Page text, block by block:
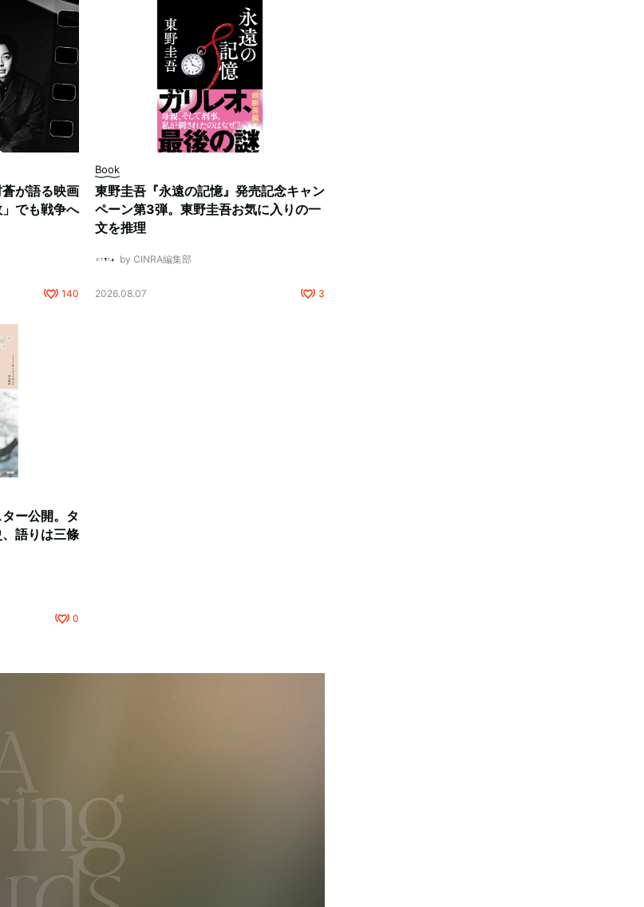
が語る映画
」でも戦争へ
140
Book
東野圭吾『永遠の記憶』発売記念キャン
ペーン第3弾。東野圭吾お気に入りの一
文を推理
by CINRA編集部
2026.08.07 3
ー公開。タ
語りは三條
0